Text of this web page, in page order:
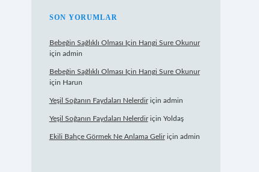
SON YORUMLAR
Bebeğin Sağlıklı Olması Için Hangi Sure Okunur
için admin
Bebeğin Sağlıklı Olması Için Hangi Sure Okunur
için Harun
Yeşil Soğanın Faydaları Nelerdiriçin admin
Yeşil Soğanın Faydaları Nelerdiriçin Yoldaş
Ekili Bahçe Görmek Ne Anlama Geliriçin admin